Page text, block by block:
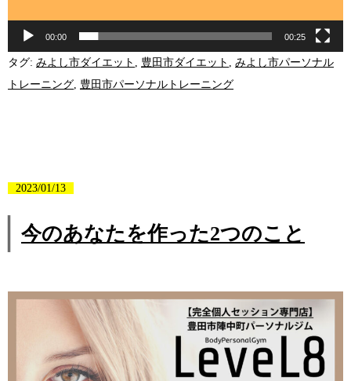
00:00 00:25
タグ: みよし市ダイエット 豊田市ダイエット
みよし市パーソナル
トレーニング 豊田市パーソナルトレーニング
2023/01/13
今のあなたを作った2つのこと